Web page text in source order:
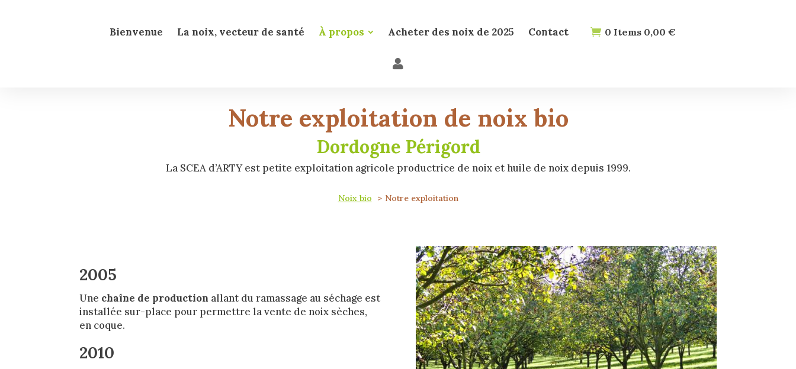
Bienvenue La noix, vecteur de santé À propos Acheter des noix de 2025 Contact 0 Items 0,00 €
Notre exploitation de noix bio
Dordogne Périgord
La SCEA d’ARTY est petite exploitation agricole productrice de noix et huile de noix depuis 1999.
Noix bio Notre exploitation
2005
Une chaîne de production allant du ramassage au séchage est
installée sur-place pour permettre la vente de noix sèches,
en coque.
2010